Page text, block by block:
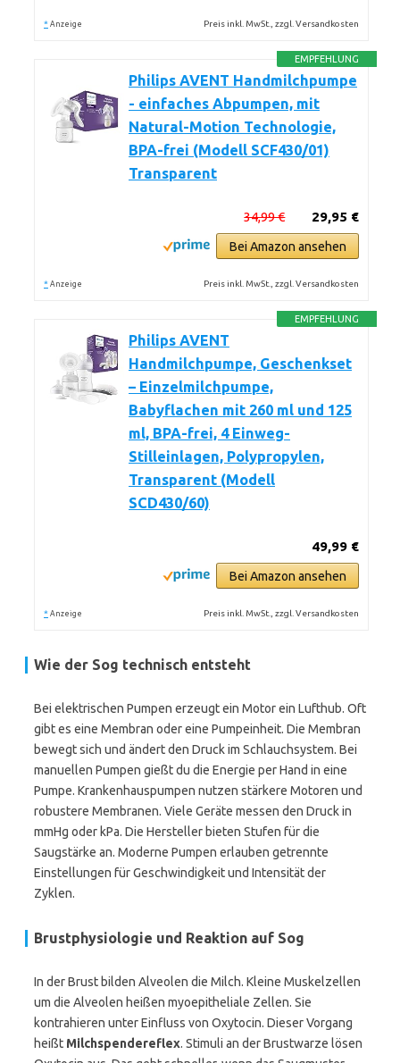
* Anzeige Preis inkl. MwSt., zzgl. Versandkosten
EMPFEHLUNG
Philips AVENT Handmilchpumpe
- einfaches Abpumpen, mit
Natural-Motion Technologie,
BPA-frei (Modell SCF430/01)
Transparent
29,95 €
34,99 €
Bei Amazon ansehen
* Anzeige Preis inkl. MwSt., zzgl. Versandkosten
EMPFEHLUNG
Philips AVENT
Handmilchpumpe, Geschenkset
– Einzelmilchpumpe,
Babyflachen mit 260 ml und 125
ml, BPA-frei, 4 Einweg-
Stilleinlagen, Polypropylen,
Transparent (Modell
SCD430/60)
49,99 €
Bei Amazon ansehen
* Anzeige Preis inkl. MwSt., zzgl. Versandkosten
Wie der Sog technisch entsteht
Bei elektrischen Pumpen erzeugt ein Motor ein Lufthub. Oft
gibt es eine Membran oder eine Pumpeinheit. Die Membran
bewegt sich und ändert den Druck im Schlauchsystem. Bei
manuellen Pumpen gießt du die Energie per Hand in eine
Pumpe. Krankenhauspumpen nutzen stärkere Motoren und
robustere Membranen. Viele Geräte messen den Druck in
mmHg oder kPa. Die Hersteller bieten Stufen für die
Saugstärke an. Moderne Pumpen erlauben getrennte
Einstellungen für Geschwindigkeit und Intensität der
Zyklen.
Brustphysiologie und Reaktion auf Sog
In der Brust bilden Alveolen die Milch. Kleine Muskelzellen
um die Alveolen heißen myoepitheliale Zellen. Sie
kontrahieren unter Einfluss von Oxytocin. Dieser Vorgang
heißt Milchspendereflex. Stimuli an der Brustwarze lösen